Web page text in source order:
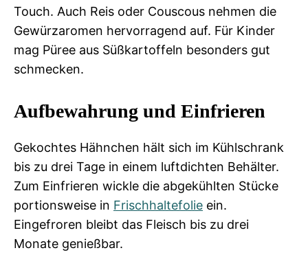
Touch. Auch Reis oder Couscous nehmen die
Gewürzaromen hervorragend auf. Für Kinder
mag Püree aus Süßkartoffeln besonders gut
schmecken.
Aufbewahrung und Einfrieren
Gekochtes Hähnchen hält sich im Kühlschrank
bis zu drei Tage in einem luftdichten Behälter.
Zum Einfrieren wickle die abgekühlten Stücke
portionsweise in Frischhaltefolie ein.
Eingefroren bleibt das Fleisch bis zu drei
Monate genießbar.